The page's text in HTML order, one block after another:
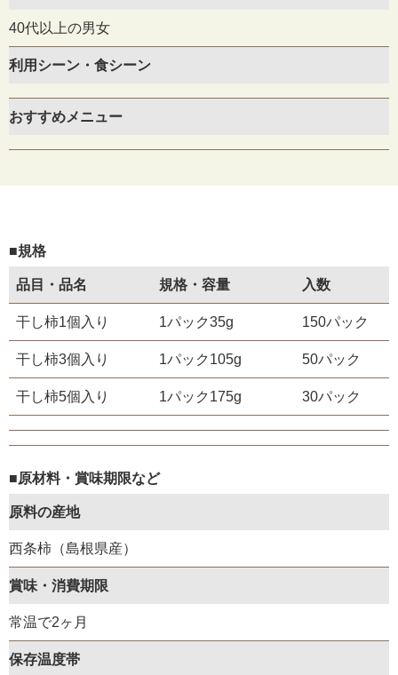
40代以上の男女
利用シーン・食シーン
おすすめメニュー
■規格
品目・品名 規格・容量 入数
干し柿1個入り 1パック35g 150パック
干し柿3個入り 1パック105g 50パック
干し柿5個入り 1パック175g 30パック
■原材料・賞味期限など
原料の産地
西条柿（島根県産）
賞味・消費期限
常温で2ヶ月
保存温度帯